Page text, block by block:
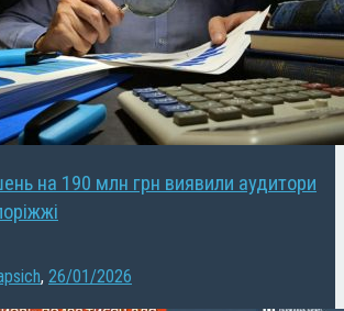
на 190 млн грн виявили аудитори
, 26/01/2026